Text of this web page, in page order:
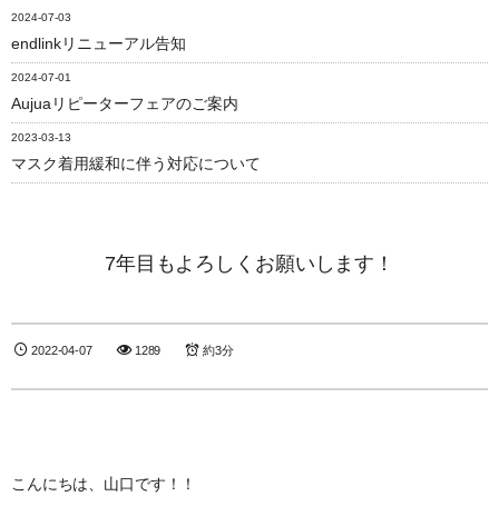
2024-07-03
endlinkリニューアル告知
2024-07-01
Aujuaリピーターフェアのご案内
2023-03-13
マスク着用緩和に伴う対応について
7年目もよろしくお願いします！
2022-04-07 1289 約3分
こんにちは、山口です！！